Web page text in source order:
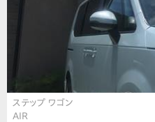
ステップ ワゴン
AIR